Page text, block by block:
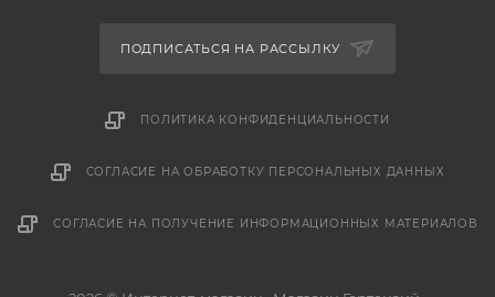
ПОДПИСАТЬСЯ НА РАССЫЛКУ
ПОЛИТИКА КОНФИДЕНЦИАЛЬНОСТИ
СОГЛАСИЕ НА ОБРАБОТКУ ПЕРСОНАЛЬНЫХ ДАННЫХ
СОГЛАСИЕ НА ПОЛУЧЕНИЕ ИНФОРМАЦИОННЫХ МАТЕРИАЛОВ